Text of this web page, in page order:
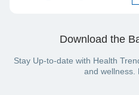
Download the
Stay Up-to-date with Health
and wellness.